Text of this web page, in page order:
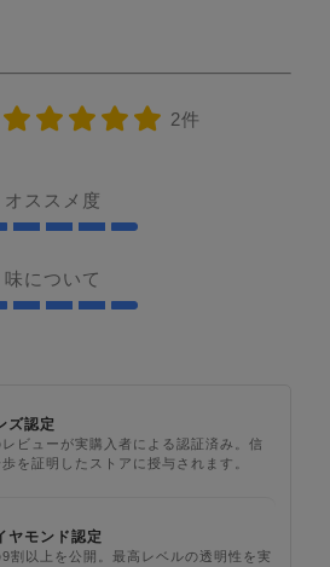
2件
オススメ度
味について
ズ認定
ビューが実購入者による認証済み。信
を証明したストアに授与されます。
ヤモンド認定
9割以上を公開。最高レベルの透明性を実